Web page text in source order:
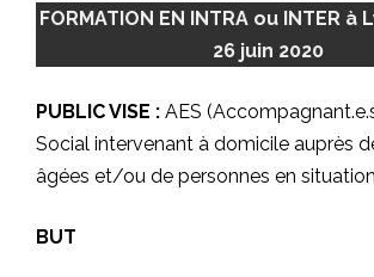
FORMATION EN INTRA ou INTER à
26 juin 2020
PUBLIC VISE : AES
Social intervenant à domicile auprès
âgées et/ou de personnes en
BUT